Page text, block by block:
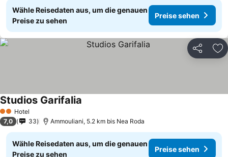
Wähle Reisedaten aus, um die genauen
Preise zu sehen
Preise sehen
Teilen
2 Sterne
Hotel
Studios Garifalia
7,0 33 Ammouliani, 5.2 km bis Nea Roda
Wähle Reisedaten aus, um die genauen
Preise zu sehen
Preise sehen